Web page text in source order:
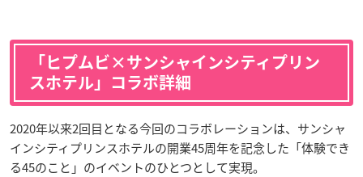
「ヒプムビ×サンシャインシティプリン
スホテル」コラボ詳細
2020年以来2回目となる今回のコラボレーションは、サンシャ
インシティプリンスホテルの開業45周年を記念した「体験でき
る45のこと」のイベントのひとつとして実現。